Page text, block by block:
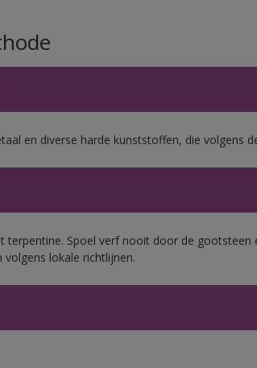
en diverse harde kunststoffen, die volgens
terpentine. Spoel verf nooit door de
lokale richtlijnen.